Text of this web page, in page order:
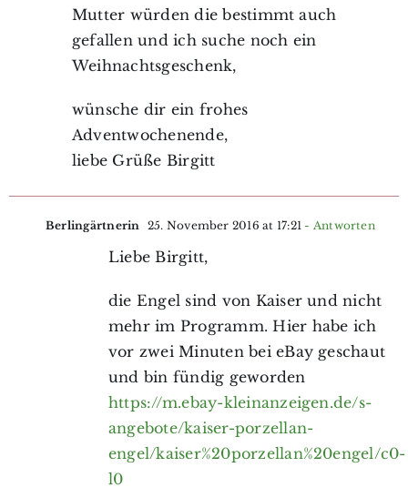
Mutter würden die bestimmt auch
gefallen und ich suche noch ein
Weihnachtsgeschenk,
wünsche dir ein frohes
Adventwochenende,
liebe Grüße Birgitt
Berlingärtnerin 25. November 2016 at 17:21 - Antworten
Liebe Birgitt,
die Engel sind von Kaiser und nicht
mehr im Programm. Hier habe ich
vor zwei Minuten bei eBay geschaut
und bin fündig geworden
https://m.ebay-kleinanzeigen.de/s-
angebote/kaiser-porzellan-
engel/kaiser%20porzellan%20engel/c0-
l0